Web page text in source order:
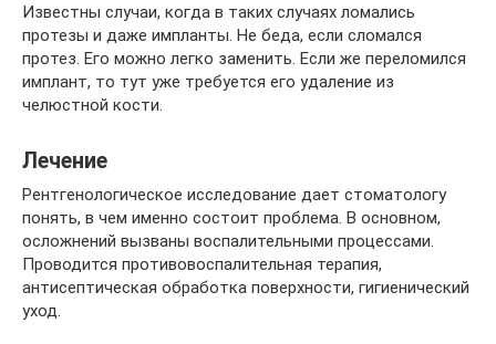
Известны случаи, когда в таких случаях ломались
протезы и даже импланты. Не беда, если сломался
протез. Его можно легко заменить. Если же переломился
имплант, то тут уже требуется его удаление из
челюстной кости.
Лечение
Рентгенологическое исследование дает стоматологу
понять, в чем именно состоит проблема. В основном,
осложнений вызваны воспалительными процессами.
Проводится противовоспалительная терапия,
антисептическая обработка поверхности, гигиенический
уход.